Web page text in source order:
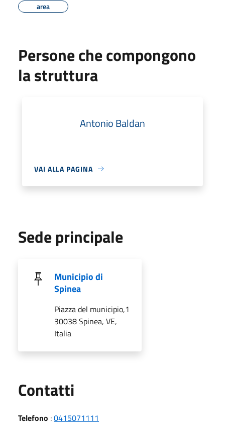
area
Persone che compongono
la struttura
Antonio Baldan
VAI ALLA PAGINA
Sede principale
Municipio di
Spinea
Piazza del municipio,1
30038 Spinea, VE,
Italia
Contatti
Telefono :0415071111